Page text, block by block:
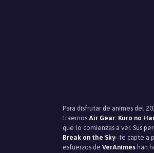
Para disfrutar de animes del
traemos Air Gear: Kuro no
que lo comienzas a ver. Sus
Break on the Sky- te capte a
esfuerzos de VerAnimes han